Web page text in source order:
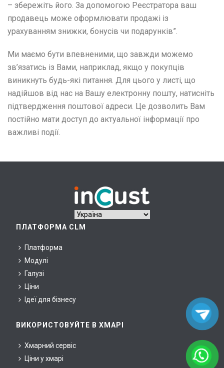
– збережіть його. За допомогою Реєстратора ваш
продавець може оформлювати продажі із
урахуванням знижки, бонусів чи подарунків”.
Ми маємо бути впевненими, що завжди можемо
зв’язатись із Вами, наприклад, якщо у покупців
виникнуть будь-які питання. Для цього у листі, що
надійшов від нас на Вашу електронну пошту, натисніть
підтвердження поштової адреси. Це дозволить Вам
постійно мати доступ до актуальної інформації про
важливі події.
ПЛАТФОРМА CLM
Платформа
Модулі
Галузі
Ціни
Ідеї для бізнесу
ВИКОРИСТОВУЙТЕ В ХМАРІ
Хмарний сервіс
Ціни у хмарі